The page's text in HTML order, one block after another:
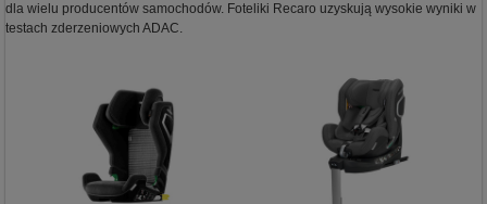
dla wielu producentów samochodów. Foteliki Recaro uzyskują wysokie wyniki w
testach zderzeniowych ADAC.